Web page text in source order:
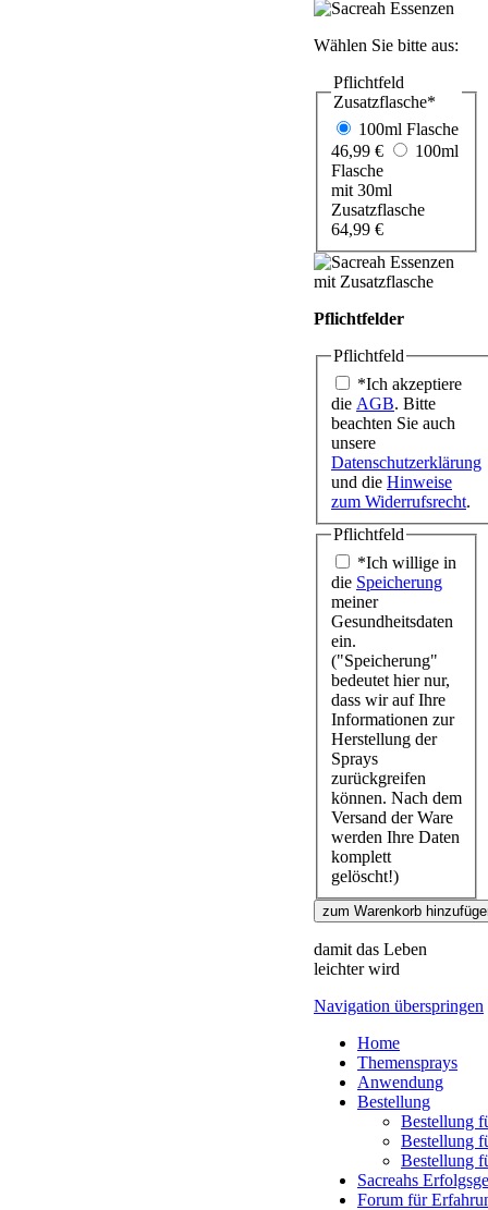
Wählen Sie bitte aus:
Pflichtfeld
Zusatzflasche*
100ml Flasche
46,99 €
100ml
Flasche
mit 30ml
Zusatzflasche
64,99 €
Pflichtfelder
Pflichtfeld
*Ich akzeptiere
die AGB. Bitte
beachten Sie auch
unsere
Datenschutzerklärung
und die Hinweise
zum Widerrufsrecht.
Pflichtfeld
*Ich willige in
die Speicherung
meiner
Gesundheitsdaten
ein.
("Speicherung"
bedeutet hier nur,
dass wir auf Ihre
Informationen zur
Herstellung der
Sprays
zurückgreifen
können. Nach dem
Versand der Ware
werden Ihre Daten
komplett
gelöscht!)
damit das Leben
leichter wird
Navigation überspringen
Home
Themensprays
Anwendung
Bestellung
Bestellung
Bestellung
Bestellung
Sacreahs
Forum für